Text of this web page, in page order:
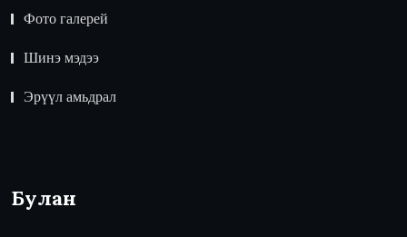
Фото галерей
Шинэ мэдээ
Эрүүл амьдрал
Булан